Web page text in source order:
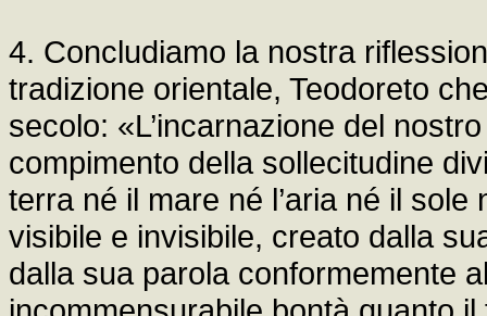
4. Concludiamo la nostra
tradizione orientale, Teodoreto
secolo: «L’incarnazione del
compimento della sollecitudine
terra né il mare né l’aria né il
visibile e invisibile, creato dalla
dalla sua parola conformemente